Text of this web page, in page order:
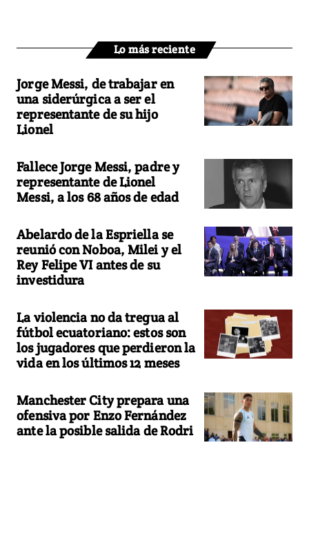
Lo más reciente
Jorge Messi, de trabajar en
una siderúrgica a ser el
representante de su hijo
Lionel
Fallece Jorge Messi, padre y
representante de Lionel
Messi, a los 68 años de edad
Abelardo de la Espriella se
reunió con Noboa, Milei y el
Rey Felipe VI antes de su
investidura
La violencia no da tregua al
fútbol ecuatoriano: estos son
los jugadores que perdieron la
vida en los últimos 12 meses
Manchester City prepara una
ofensiva por Enzo Fernández
ante la posible salida de Rodri